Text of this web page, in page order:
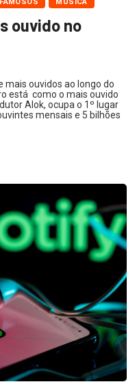
ouvido no
mais ouvidos ao longo do
está como o mais ouvido
Alok, ocupa o 1º lugar
mensais e 5 bilhões